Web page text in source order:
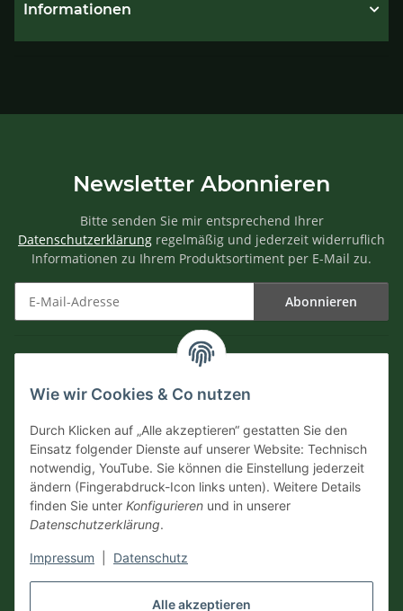
Alle akzeptieren
Wie wir Cookies & Co nutzen
Durch Klicken auf „Alle akzeptieren“ gestatten Sie den
Einsatz folgender Dienste auf unserer Website: Technisch
notwendig, YouTube. Sie können die Einstellung jederzeit
ändern (Fingerabdruck-Icon links unten). Weitere Details
finden Sie unter Konfigurieren und in unserer
Datenschutzerklärung.
Impressum Datenschutz
Informationen
Newsletter Abonnieren
Bitte senden Sie mir entsprechend Ihrer
Datenschutzerklärung regelmäßig und jederzeit widerruflich
Informationen zu Ihrem Produktsortiment per E-Mail zu.
Abonnieren
Zahlungsarten
Vertrag widerrufen